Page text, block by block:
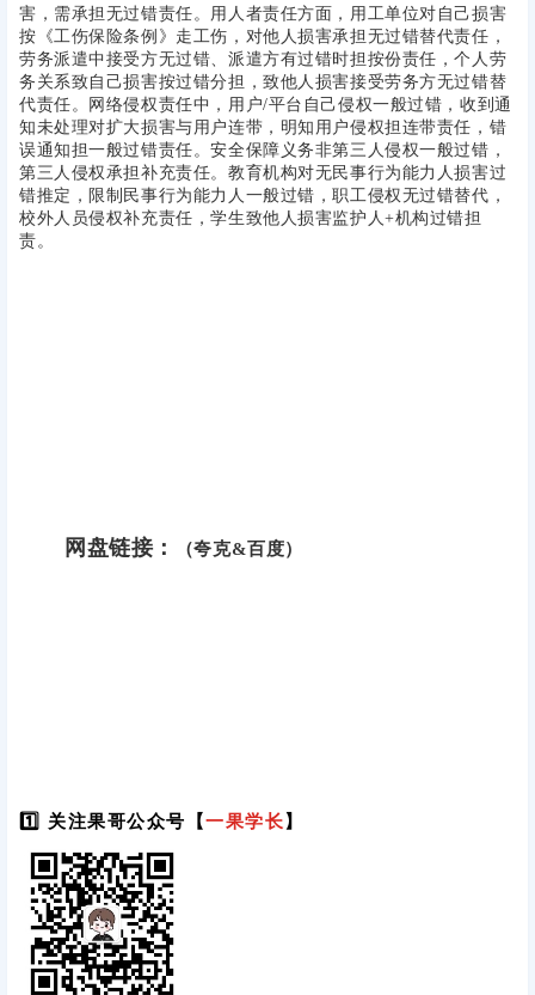
害，需承担无过错责任。用人者责任方面，用工单位对自己损害
按《工伤保险条例》走工伤，对他人损害承担无过错替代责任，
劳务派遣中接受方无过错、派遣方有过错时担按份责任，个人劳
务关系致自己损害按过错分担，致他人损害接受劳务方无过错替
代责任。网络侵权责任中，用户/平台自己侵权一般过错，收到通
知未处理对扩大损害与用户连带，明知用户侵权担连带责任，错
误通知担一般过错责任。安全保障义务非第三人侵权一般过错，
第三人侵权承担补充责任。教育机构对无民事行为能力人损害过
错推定，限制民事行为能力人一般过错，职工侵权无过错替代，
校外人员侵权补充责任，学生致他人损害监护人+机构过错担
责。
网盘链接： （夸克&百度）
1️⃣ 关注果哥公众号【一果学长】